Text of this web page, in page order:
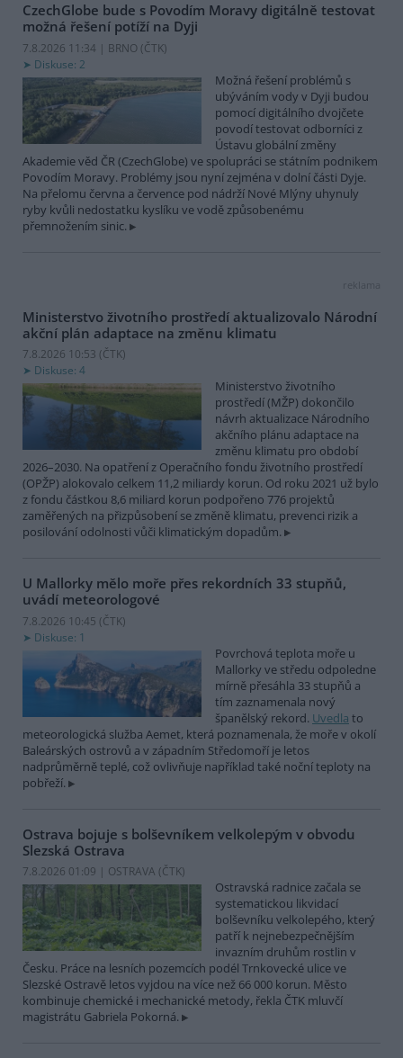
CzechGlobe bude s Povodím Moravy digitálně testovat
možná řešení potíží na Dyji
7.8.2026 11:34 | BRNO (ČTK)
Diskuse: 2
Možná řešení problémů s
ubýváním vody v Dyji budou
pomocí digitálního dvojčete
povodí testovat odborníci z
Ústavu globální změny
Akademie věd ČR (CzechGlobe) ve spolupráci se státním podnikem
Povodím Moravy. Problémy jsou nyní zejména v dolní části Dyje.
Na přelomu června a července pod nádrží Nové Mlýny uhynuly
ryby kvůli nedostatku kyslíku ve vodě způsobenému
přemnožením sinic.
reklama
Ministerstvo životního prostředí aktualizovalo Národní
akční plán adaptace na změnu klimatu
7.8.2026 10:53 (ČTK)
Diskuse: 4
Ministerstvo životního
prostředí (MŽP) dokončilo
návrh aktualizace Národního
akčního plánu adaptace na
změnu klimatu pro období
2026–2030. Na opatření z Operačního fondu životního prostředí
(OPŽP) alokovalo celkem 11,2 miliardy korun. Od roku 2021 už bylo
z fondu částkou 8,6 miliard korun podpořeno 776 projektů
zaměřených na přizpůsobení se změně klimatu, prevenci rizik a
posilování odolnosti vůči klimatickým dopadům.
U Mallorky mělo moře přes rekordních 33 stupňů,
uvádí meteorologové
7.8.2026 10:45 (ČTK)
Diskuse: 1
Povrchová teplota moře u
Mallorky ve středu odpoledne
mírně přesáhla 33 stupňů a
tím zaznamenala nový
španělský rekord. Uvedla to
meteorologická služba Aemet, která poznamenala, že moře v okolí
Baleárských ostrovů a v západním Středomoří je letos
nadprůměrně teplé, což ovlivňuje například také noční teploty na
pobřeží.
Ostrava bojuje s bolševníkem velkolepým v obvodu
Slezská Ostrava
7.8.2026 01:09 | OSTRAVA (ČTK)
Ostravská radnice začala se
systematickou likvidací
bolševníku velkolepého, který
patří k nejnebezpečnějším
invazním druhům rostlin v
Česku. Práce na lesních pozemcích podél Trnkovecké ulice ve
Slezské Ostravě letos vyjdou na více než 66 000 korun. Město
kombinuje chemické i mechanické metody, řekla ČTK mluvčí
magistrátu Gabriela Pokorná.